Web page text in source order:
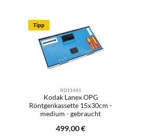
Tipp
RD11481
Kodak Lanex OPG
Röntgenkassette 15x30cm -
medium - gebraucht
Regulärer Preis:
499,00 €